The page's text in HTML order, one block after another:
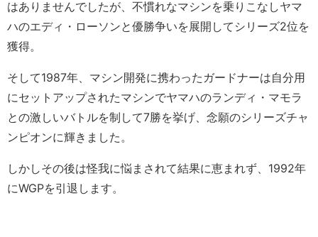
はありませんでしたが、不慣れなマシンを乗りこなしヤマ
ハのエディ・ローソンと優勝争いを展開してシリーズ2位を
獲得。
そして1987年、マシン開発に携わったガードナーは自分用
にセットアップされたマシンでヤマハのランディ・マモラ
との激しいバトルを制して7勝を挙げ、念願のシリーズチャ
ンピオンに輝きました。
しかしその後は怪我に悩まされて結果に恵まれず、1992年
にWGPを引退します。